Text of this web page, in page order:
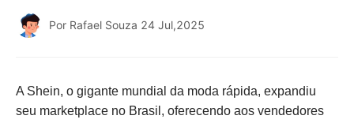
Por Rafael Souza 24 Jul,2025
A Shein, o gigante mundial da moda rápida, expandiu
seu marketplace no Brasil, oferecendo aos vendedores